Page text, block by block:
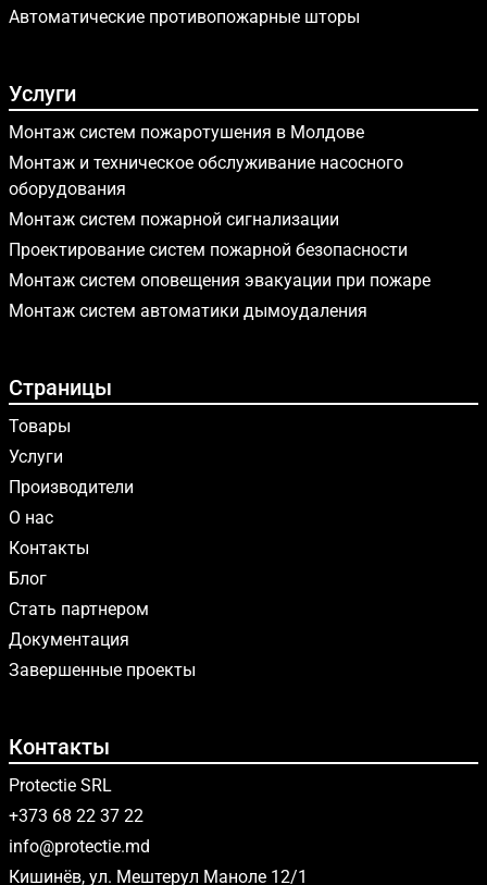
Автоматические противопожарные шторы
Услуги
Монтаж систем пожаротушения в Молдове
Монтаж и техническое обслуживание насосного
оборудования
Монтаж систем пожарной сигнализации
Проектирование систем пожарной безопасности
Монтаж систем оповещения эвакуации при пожаре
Монтаж систем автоматики дымоудаления
Страницы
Товары
Услуги
Производители
О нас
Контакты
Блог
Стать партнером
Документация
Завершенные проекты
Контакты
Protectie SRL
+373 68 22 37 22
info@protectie.md
Кишинёв, ул. Мештерул Маноле 12/1